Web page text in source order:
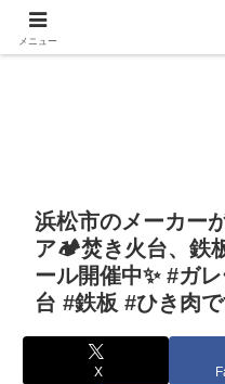
浜松市のメーカー
ア🏕️焚き火台、鉄
ール開催中✨ #ガ
台 #鉄板 #ひき肉
X
メニュー